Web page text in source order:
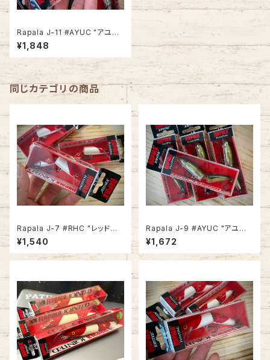
Rapala J-11 #AYUC "アユチ
ェイサー"
¥1,848
同じカテゴリの商品
Rapala J-7 #RHC "レッドヘッ
ドチェイサー"
¥1,540
Rapala J-9 #AYUC "アユチェ
イサー"
¥1,672